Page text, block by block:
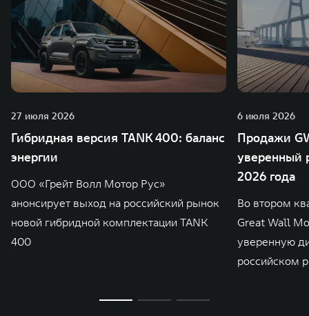
27 июля 2026
Гибридная версия TANK 400: баланс
энергии
ООО «Грейт Волл Мотор Рус»
анонсирует выход на российский рынок
новой гибридной комплектации TANK
400
6 июля 2026
Продажи
уверенный
2026 года
Во втором
Great Wall
уверенную
российском